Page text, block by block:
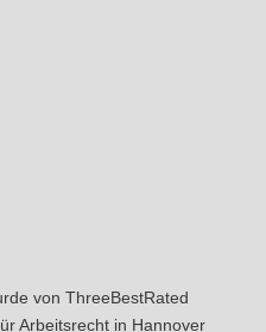
von ThreeBestRated
Arbeitsrecht in Hannover